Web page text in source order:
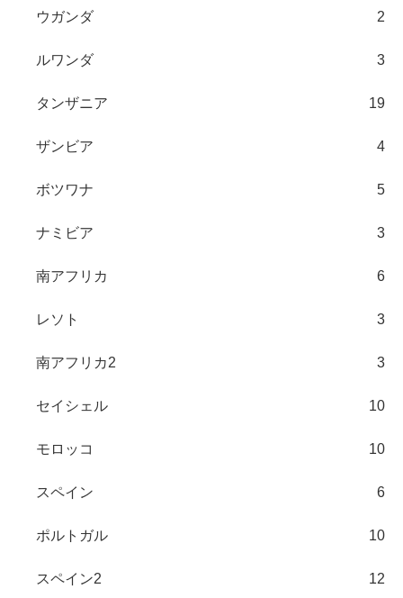
ウガンダ 2
ルワンダ 3
タンザニア 19
ザンビア 4
ボツワナ 5
ナミビア 3
南アフリカ 6
レソト 3
南アフリカ2 3
セイシェル 10
モロッコ 10
スペイン 6
ポルトガル 10
スペイン2 12